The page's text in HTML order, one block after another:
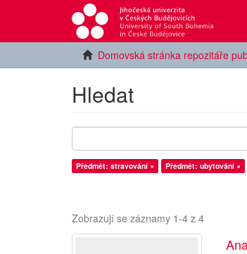
Domovská stránka repozitáře
Hledat
Předmět: stravování × Předmět: ubytování ×
Zobrazují se záznamy 1-4 z 4